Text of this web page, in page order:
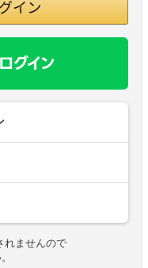
れませんので